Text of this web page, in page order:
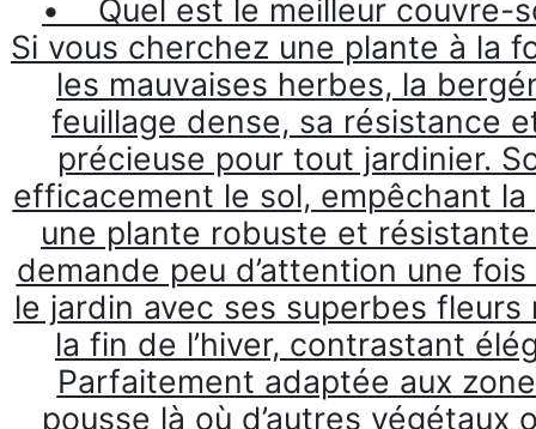
• Quel est le meilleur couvre-
Si vous cherchez une plante à la
les mauvaises herbes, la
feuillage dense, sa résistance
précieuse pour tout jardinier.
efficacement le sol, empêchant
une plante robuste et
demande peu d’attention une
le jardin avec ses superbes fleurs
la fin de l’hiver, contrastant
Parfaitement adaptée aux
pousse là où d’autres végétaux